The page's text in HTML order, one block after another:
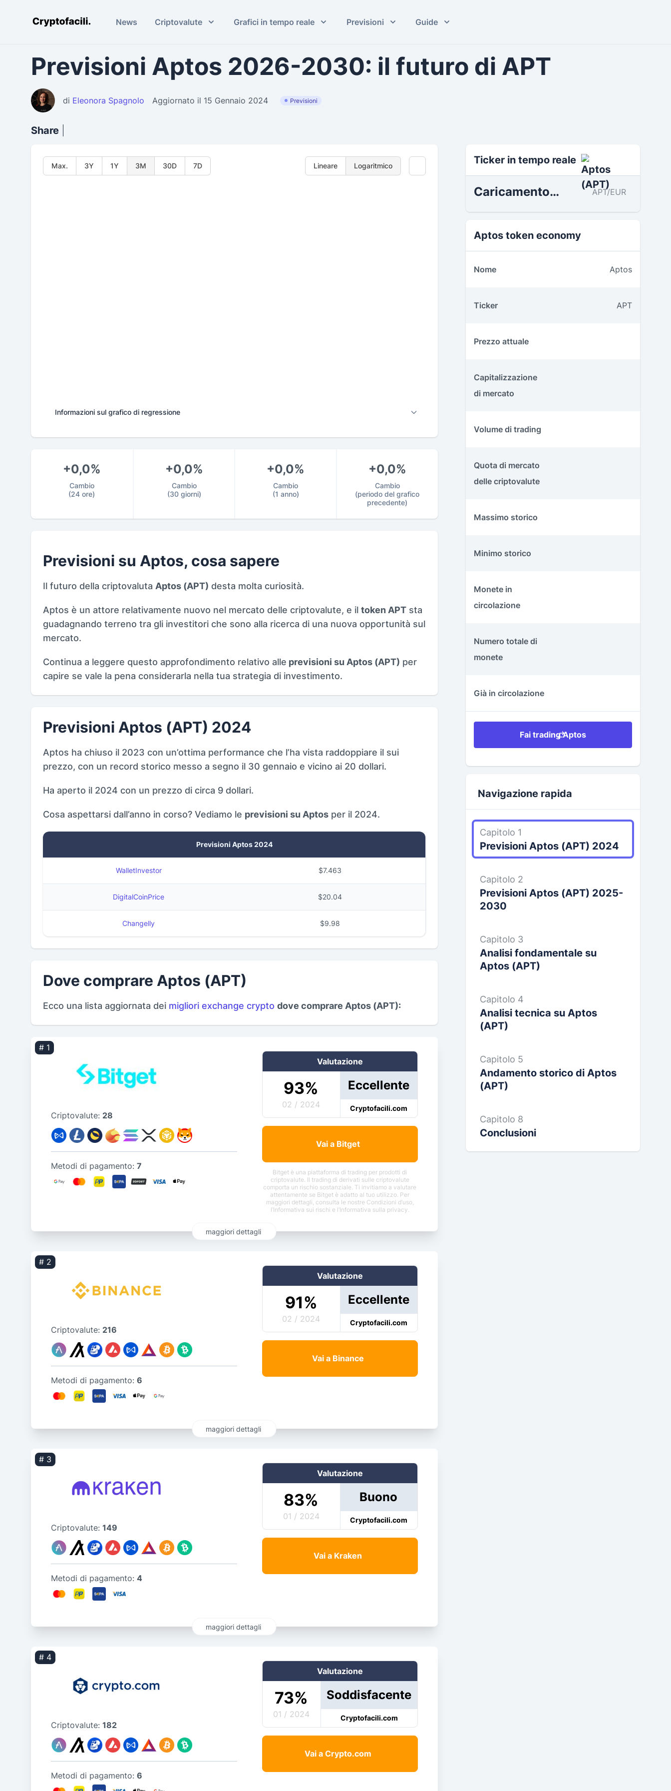
Cryptofacili.com News Criptovalute Grafici in tempo reale Previsioni Guide
Previsioni Aptos 2026-2030: il futuro di APT
di Eleonora Spagnolo Aggiornato il 15 Gennaio 2024 Previsioni
Share
Max. 3Y 1Y 3M 30D 7D Lineare Logaritmico
Informazioni sul grafico di regressione
Cambio
(24 ore)
+0,0%
Cambio
(30 giorni)
+0,0%
Cambio
(1 anno)
+0,0%
Cambio
(periodo del grafico
precedente)
+0,0%
Previsioni su Aptos, cosa sapere
Il futuro della criptovaluta Aptos (APT) desta molta curiosità.
Aptos è un attore relativamente nuovo nel mercato delle criptovalute, e il token APT sta
guadagnando terreno tra gli investitori che sono alla ricerca di una nuova opportunità sul
mercato.
Continua a leggere questo approfondimento relativo alle previsioni su Aptos (APT) per
capire se vale la pena considerarla nella tua strategia di investimento.
Previsioni Aptos (APT) 2024
Aptos ha chiuso il 2023 con un’ottima performance che l’ha vista raddoppiare il sui
prezzo, con un record storico messo a segno il 30 gennaio e vicino ai 20 dollari.
Ha aperto il 2024 con un prezzo di circa 9 dollari.
Cosa aspettarsi dall’anno in corso? Vediamo le previsioni su Aptos per il 2024.
Previsioni Aptos 2024
WalletInvestor $7.463
DigitalCoinPrice $20.04
Changelly $9.98
Dove comprare Aptos (APT)
Ecco una lista aggiornata dei migliori exchange crypto dove comprare Aptos (APT):
# 1
Criptovalute: 28
Metodi di pagamento: 7
Valutazione
93%
02 / 2024
Eccellente
Cryptofacili.com
Vai a Bitget
Bitget è una piattaforma di trading per prodotti di
criptovalute. Il trading di derivati sulle criptovalute
comporta un rischio sostanziale. Ti invitiamo a valutare
attentamente se Bitget è adatto al tuo utilizzo. Per
maggiori dettagli, consulta le nostre Condizioni d’uso,
l’Informativa sui rischi e l’Informativa sulla privacy.
maggiori dettagli
# 2
Criptovalute: 216
Metodi di pagamento: 6
Valutazione
91%
02 / 2024
Eccellente
Cryptofacili.com
Vai a Binance
maggiori dettagli
# 3
Criptovalute: 149
Metodi di pagamento: 4
Valutazione
83%
01 / 2024
Buono
Cryptofacili.com
Vai a Kraken
maggiori dettagli
# 4
Criptovalute: 182
Metodi di pagamento: 6
Valutazione
73%
01 / 2024
Soddisfacente
Cryptofacili.com
Vai a Crypto.com
Aptos Tokenökonomie
Ticker in tempo reale
Caricamento… APT/EUR
Aptos token economy
Nome Aptos
Ticker APT
Prezzo attuale
Capitalizzazione
di mercato
Volume di trading
Quota di mercato
delle criptovalute
Massimo storico
Minimo storico
Monete in
circolazione
Numero totale di
monete
Già in circolazione
Fai trading Aptos
Navigazione rapida
Capitolo 1
Previsioni Aptos (APT) 2024
Capitolo 2
Previsioni Aptos (APT) 2025-
2030
Capitolo 3
Analisi fondamentale su
Aptos (APT)
Capitolo 4
Analisi tecnica su Aptos
(APT)
Capitolo 5
Andamento storico di Aptos
(APT)
Capitolo 8
Conclusioni